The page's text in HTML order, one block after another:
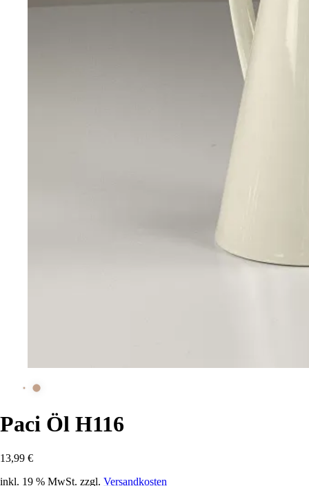
Paci Öl H116
13,99 €
inkl. 19 % MwSt. zzgl. Versandkosten